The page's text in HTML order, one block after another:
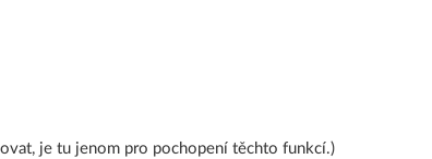
je tu jenom pro pochopení těchto funkcí.)